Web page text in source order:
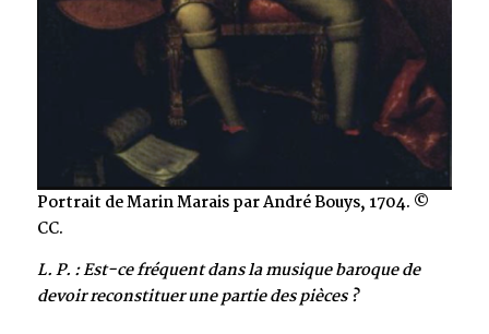
Portrait de Marin Marais par André Bouys, 1704. ©
CC.
L. P. : Est-ce fréquent dans la musique baroque de
devoir reconstituer une partie des pièces ?